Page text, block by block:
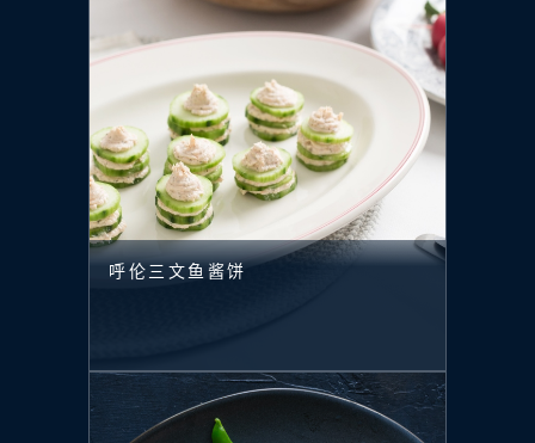
呼伦三文鱼酱饼